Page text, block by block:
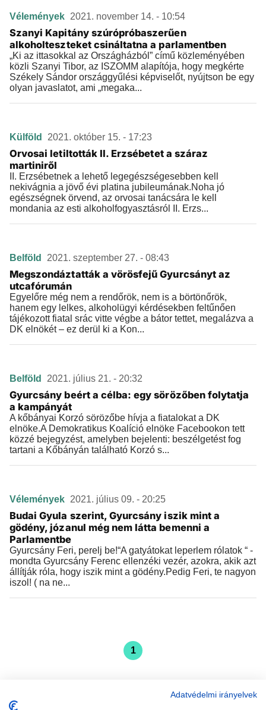
Vélemények 2021. november 14. - 10:54
Szanyi Kapitány szúrópróbaszerűen
alkoholteszteket csináltatna a parlamentben
„Ki az ittasokkal az Országházból” című közleményében
közli Szanyi Tibor, az ISZOMM alapítója, hogy megkérte
Székely Sándor országgyűlési képviselőt, nyújtson be egy
olyan javaslatot, ami „megaka...
Külföld 2021. október 15. - 17:23
Orvosai letiltották II. Erzsébetet a száraz
martiniről
II. Erzsébetnek a lehető legegészségesebben kell
nekivágnia a jövő évi platina jubileumának.Noha jó
egészségnek örvend, az orvosai tanácsára le kell
mondania az esti alkoholfogyasztásról II. Erzs...
Belföld 2021. szeptember 27. - 08:43
Megszondáztatták a vörösfejű Gyurcsányt az
utcafórumán
Egyelőre még nem a rendőrök, nem is a börtönőrök,
hanem egy lelkes, alkoholügyi kérdésekben feltűnően
tájékozott fiatal srác vitte végbe a bátor tettet, megalázva a
DK elnökét – ez derül ki a Kon...
Belföld 2021. július 21. - 20:32
Gyurcsány beért a célba: egy sörözőben folytatja
a kampányát
A kőbányai Korzó sörözőbe hívja a fiatalokat a DK
elnöke.A Demokratikus Koalíció elnöke Facebookon tett
közzé bejegyzést, amelyben bejelenti: beszélgetést fog
tartani a Kőbányán található Korzó s...
Vélemények 2021. július 09. - 20:25
Budai Gyula szerint, Gyurcsány iszik mint a
gödény, józanul még nem látta bemenni a
Parlamentbe
Gyurcsány Feri, perelj be!“A gatyátokat leperlem rólatok “ -
mondta Gyurcsány Ferenc ellenzéki vezér, azokra, akik azt
állítják róla, hogy iszik mint a gödény.Pedig Feri, te nagyon
iszol! ( na ne...
1
Adatvédelmi irányelvek